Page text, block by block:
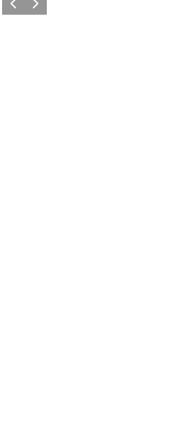
Vorherige Folie
Nächste Folie